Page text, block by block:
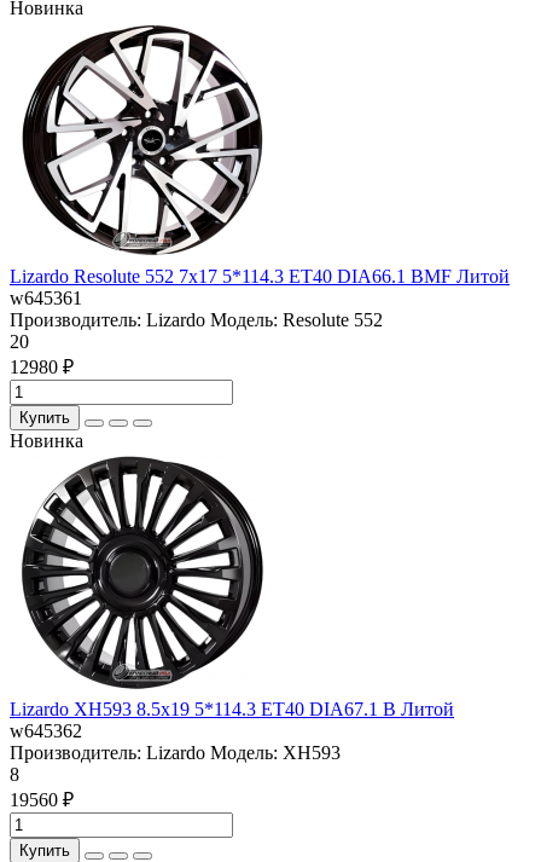
Новинка
Lizardo Resolute 552 7x17 5*114.3 ET40 DIA66.1 BMF Литой
w645361
Производитель: Lizardo Модель: Resolute 552
20
12980 ₽
Купить
Новинка
Lizardo XH593 8.5x19 5*114.3 ET40 DIA67.1 B Литой
w645362
Производитель: Lizardo Модель: XH593
8
19560 ₽
Купить